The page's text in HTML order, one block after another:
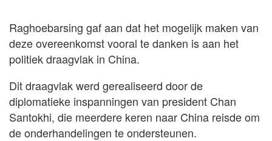
Raghoebarsing gaf aan dat het mogelijk maken van
deze overeenkomst vooral te danken is aan het
politiek draagvlak in China.
Dit draagvlak werd gerealiseerd door de
diplomatieke inspanningen van president Chan
Santokhi, die meerdere keren naar China reisde om
de onderhandelingen te ondersteunen.